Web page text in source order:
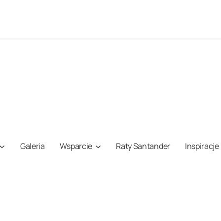
Galeria Wsparcie Raty Santander Inspiracje